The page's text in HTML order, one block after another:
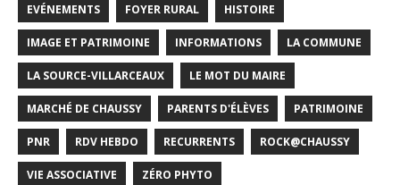
EVÉNEMENTS FOYER RURAL HISTOIRE
IMAGE ET PATRIMOINE INFORMATIONS LA COMMUNE
LA SOURCE-VILLARCEAUX LE MOT DU MAIRE
MARCHÉ DE CHAUSSY PARENTS D'ÉLÈVES PATRIMOINE
PNR RDV HEBDO RECURRENTS ROCK@CHAUSSY
VIE ASSOCIATIVE ZÉRO PHYTO